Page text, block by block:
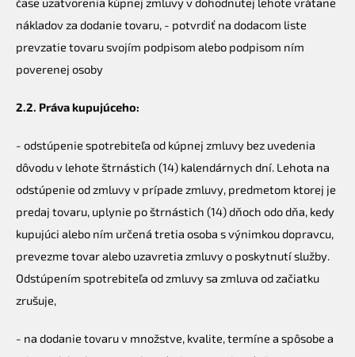
nákladov za dodanie tovaru, - potvrdiť na dodacom liste
prevzatie tovaru svojím podpisom alebo podpisom ním
poverenej osoby
2.2. Práva kupujúceho:
- odstúpenie spotrebiteľa od kúpnej zmluvy bez uvedenia
dôvodu v lehote štrnástich (14) kalendárnych dní. Lehota na
odstúpenie od zmluvy v prípade zmluvy, predmetom ktorej je
predaj tovaru, uplynie po štrnástich (14) dňoch odo dňa, kedy
kupujúci alebo ním určená tretia osoba s výnimkou dopravcu,
prevezme tovar alebo uzavretia zmluvy o poskytnutí služby.
Odstúpením spotrebiteľa od zmluvy sa zmluva od začiatku
zrušuje,
- na dodanie tovaru v množstve, kvalite, termíne a spôsobe a